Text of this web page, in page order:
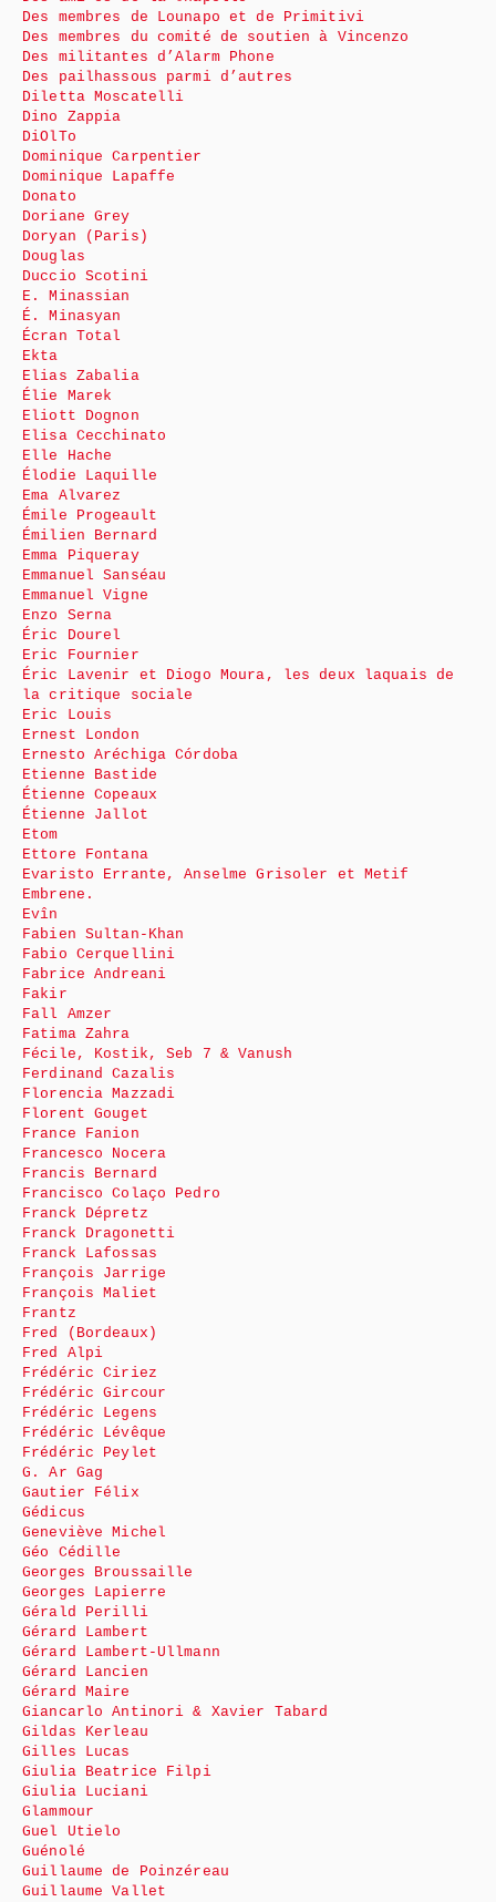
Des membres de Lounapo et de Primitivi
Des membres du comité de soutien à Vincenzo
Des militantes d’Alarm Phone
Des pailhassous parmi d’autres
Diletta Moscatelli
Dino Zappia
DiOlTo
Dominique Carpentier
Dominique Lapaffe
Donato
Doriane Grey
Doryan (Paris)
Douglas
Duccio Scotini
E. Minassian
É. Minasyan
Écran Total
Ekta
Elias Zabalia
Élie Marek
Eliott Dognon
Elisa Cecchinato
Elle Hache
Élodie Laquille
Ema Alvarez
Émile Progeault
Émilien Bernard
Emma Piqueray
Emmanuel Sanséau
Emmanuel Vigne
Enzo Serna
Éric Dourel
Eric Fournier
Éric Lavenir et Diogo Moura, les deux laquais de
la critique sociale
Eric Louis
Ernest London
Ernesto Aréchiga Córdoba
Etienne Bastide
Étienne Copeaux
Étienne Jallot
Etom
Ettore Fontana
Evaristo Errante, Anselme Grisoler et Metif
Embrene.
Evîn
Fabien Sultan-Khan
Fabio Cerquellini
Fabrice Andreani
Fakir
Fall Amzer
Fatima Zahra
Fécile, Kostik, Seb 7 & Vanush
Ferdinand Cazalis
Florencia Mazzadi
Florent Gouget
France Fanion
Francesco Nocera
Francis Bernard
Francisco Colaço Pedro
Franck Dépretz
Franck Dragonetti
Franck Lafossas
François Jarrige
François Maliet
Frantz
Fred (Bordeaux)
Fred Alpi
Frédéric Ciriez
Frédéric Gircour
Frédéric Legens
Frédéric Lévêque
Frédéric Peylet
G. Ar Gag
Gautier Félix
Gédicus
Geneviève Michel
Géo Cédille
Georges Broussaille
Georges Lapierre
Gérald Perilli
Gérard Lambert
Gérard Lambert-Ullmann
Gérard Lancien
Gérard Maire
Giancarlo Antinori & Xavier Tabard
Gildas Kerleau
Gilles Lucas
Giulia Beatrice Filpi
Giulia Luciani
Glammour
Guel Utielo
Guénolé
Guillaume de Poinzéreau
Guillaume Vallet